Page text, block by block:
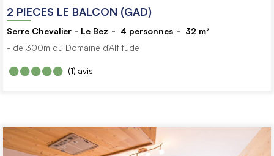
2 PIECES LE BALCON (GAD)
Serre Chevalier - Le Bez 4 personnes 32 m²
- de 300m du Domaine d'Altitude
avis
(1)